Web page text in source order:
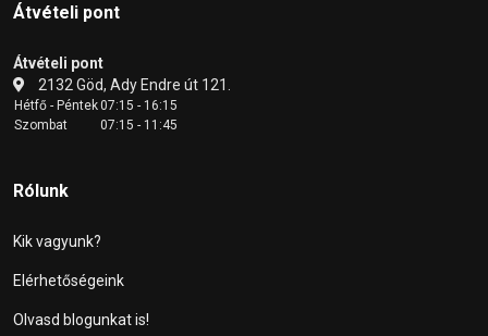
Átvételi pont
Átvételi pont
2132 Göd, Ady Endre út 121.
Hétfő - Péntek07:15 - 16:15
Szombat
07:15 - 11:45
Rólunk
Kik vagyunk?
Elérhetőségeink
Olvasd blogunkat is!